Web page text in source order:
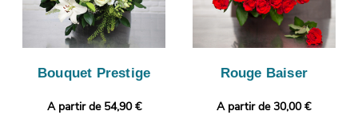
Bouquet Prestige
A partir de 54,90 €
Rouge Baiser
A partir de 30,00 €